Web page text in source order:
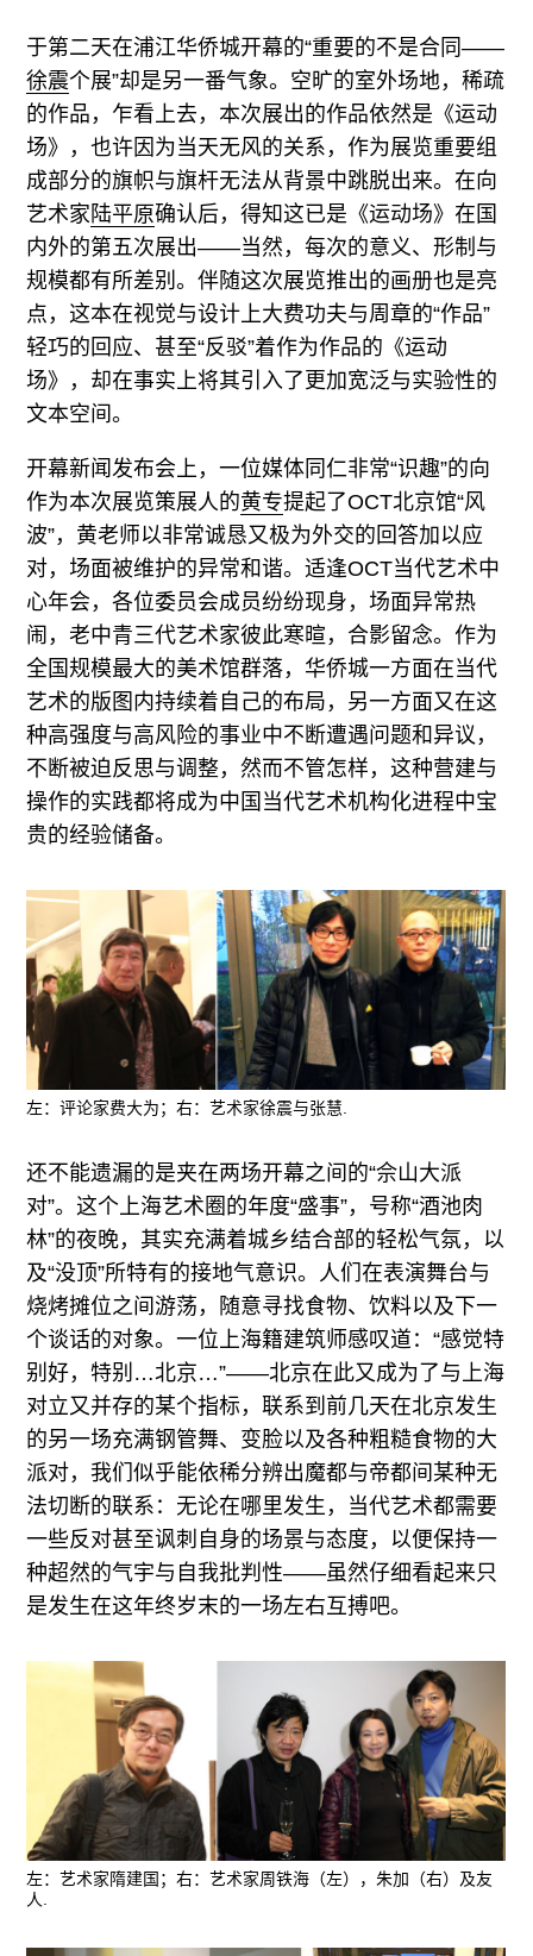
于第二天在浦江华侨城开幕的“重要的不是合同——
徐震个展”却是另一番气象。空旷的室外场地，稀疏
的作品，乍看上去，本次展出的作品依然是《运动
场》，也许因为当天无风的关系，作为展览重要组
成部分的旗帜与旗杆无法从背景中跳脱出来。在向
艺术家 陆平原确认后，得知这已是《运动场》在国
内外的第五次展出——当然，每次的意义、形制与
规模都有所差别。伴随这次展览推出的画册也是亮
点，这本在视觉与设计上大费功夫与周章的“作品”
轻巧的回应、甚至“反驳”着作为作品的《运动
场》，却在事实上将其引入了更加宽泛与实验性的
文本空间。
开幕新闻发布会上，一位媒体同仁非常“识趣”的向
作为本次展览策展人的黄专提起了OCT北京馆“风
波”，黄老师以非常诚恳又极为外交的回答加以应
对，场面被维护的异常和谐。适逢OCT当代艺术中
心年会，各位委员会成员纷纷现身，场面异常热
闹，老中青三代艺术家彼此寒暄，合影留念。作为
全国规模最大的美术馆群落，华侨城一方面在当代
艺术的版图内持续着自己的布局，另一方面又在这
种高强度与高风险的事业中不断遭遇问题和异议，
不断被迫反思与调整，然而不管怎样，这种营建与
操作的实践都将成为中国当代艺术机构化进程中宝
贵的经验储备。
左：评论家费大为；右：艺术家徐震与张慧.
还不能遗漏的是夹在两场开幕之间的“佘山大派
对”。这个上海艺术圈的年度“盛事”，号称“酒池肉
林”的夜晚，其实充满着城乡结合部的轻松气氛，以
及“没顶”所特有的接地气意识。人们在表演舞台与
烧烤摊位之间游荡，随意寻找食物、饮料以及下一
个谈话的对象。一位上海籍建筑师感叹道：“感觉特
别好，特别…北京…”——北京在此又成为了与上海
对立又并存的某个指标，联系到前几天在北京发生
的另一场充满钢管舞、变脸以及各种粗糙食物的大
派对，我们似乎能依稀分辨出魔都与帝都间某种无
法切断的联系：无论在哪里发生，当代艺术都需要
一些反对甚至讽刺自身的场景与态度，以便保持一
种超然的气宇与自我批判性——虽然仔细看起来只
是发生在这年终岁末的一场左右互搏吧。
左：艺术家隋建国；右：艺术家周铁海（左），朱加（右）及友
人.